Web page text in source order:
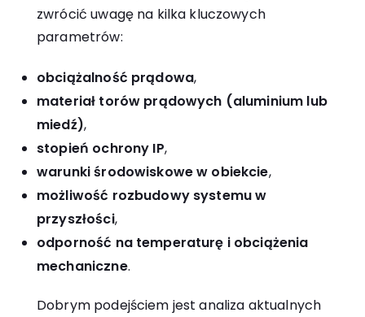
zwrócić uwagę na kilka kluczowych
parametrów:
obciążalność prądowa,
materiał torów prądowych (aluminium lub
miedź),
stopień ochrony IP,
warunki środowiskowe w obiekcie,
możliwość rozbudowy systemu w
przyszłości,
odporność na temperaturę i obciążenia
mechaniczne.
Dobrym podejściem jest analiza aktualnych